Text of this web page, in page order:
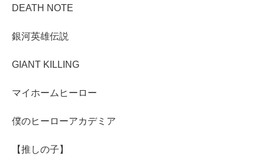
DEATH NOTE
銀河英雄伝説
GIANT KILLING
マイホームヒーロー
僕のヒーローアカデミア
【推しの子】